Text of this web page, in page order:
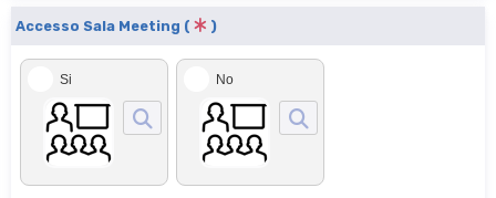
Accesso Sala Meeting ( )
Si No